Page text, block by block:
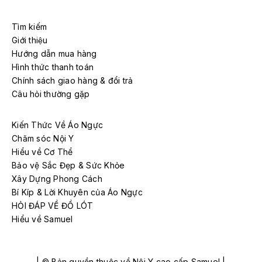
Tìm kiếm
Giới thiệu
Hướng dẫn mua hàng
Hình thức thanh toán
Chính sách giao hàng & đổi trả
Câu hỏi thường gặp
Kiến Thức Về Áo Ngực
Chăm sóc Nội Y
Hiểu về Cơ Thể
Bảo vệ Sắc Đẹp & Sức Khỏe
Xây Dựng Phong Cách
Bí Kíp & Lời Khuyên của Áo Ngực
HỎI ĐÁP VỀ ĐỒ LÓT
Hiểu về Samuel